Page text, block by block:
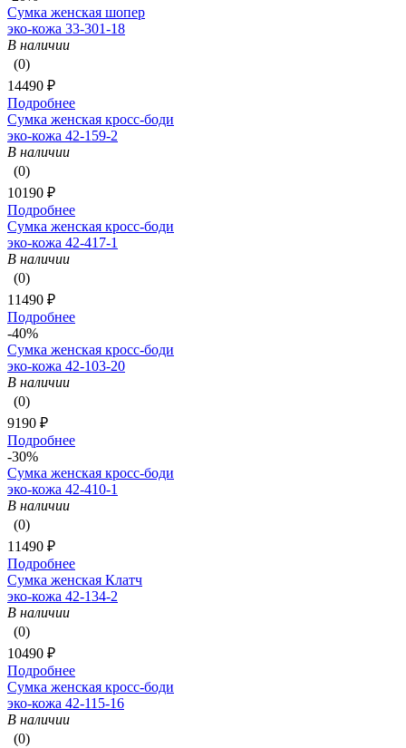
Сумка женская шопер
эко-кожа 33-301-18
В наличии
(0)
14490 ₽
Подробнее
Сумка женская кросс-боди
эко-кожа 42-159-2
В наличии
(0)
10190 ₽
Подробнее
Сумка женская кросс-боди
эко-кожа 42-417-1
В наличии
(0)
11490 ₽
Подробнее
-40%
Сумка женская кросс-боди
эко-кожа 42-103-20
В наличии
(0)
9190 ₽
Подробнее
-30%
Сумка женская кросс-боди
эко-кожа 42-410-1
В наличии
(0)
11490 ₽
Подробнее
Сумка женская Клатч
эко-кожа 42-134-2
В наличии
(0)
10490 ₽
Подробнее
Сумка женская кросс-боди
эко-кожа 42-115-16
В наличии
(0)